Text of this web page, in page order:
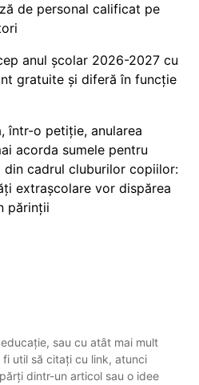
de personal calificat pe
anul școlar 2026-2027 cu
gratuite și diferă în funcție
într-o petiție, anularea
acorda sumele pentru
cadrul cluburilor copiilor:
extrașcolare vor dispărea
părinții
sau cu atât mai mult
util să citați cu link, atunci
dintr-un articol sau o idee